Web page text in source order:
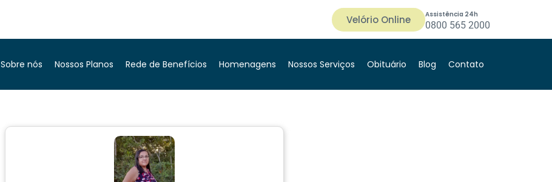
Velório Online Assistência 24h
0800 565 2000
Sobre nós Nossos Planos Rede de Benefícios Homenagens Nossos Serviços Obituário Blog Contato